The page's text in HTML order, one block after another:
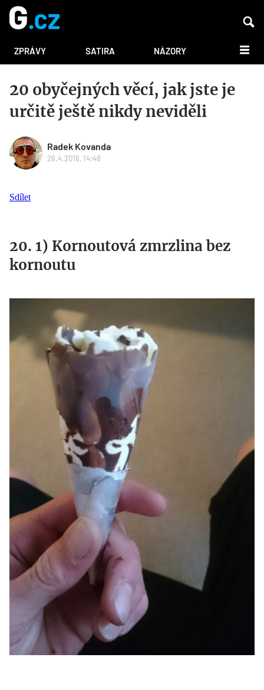
ZPRÁVY SATIRA NÁZORY DALŠÍ
20 obyčejných věcí, jak jste je
určitě ještě nikdy neviděli
Radek Kovanda
26.4.2016, 14:48
Sdílet
20. 1) Kornoutová zmrzlina bez
kornoutu